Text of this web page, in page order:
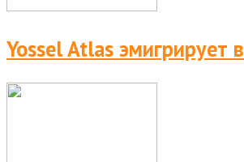
Yossel Atlas эмигрирует